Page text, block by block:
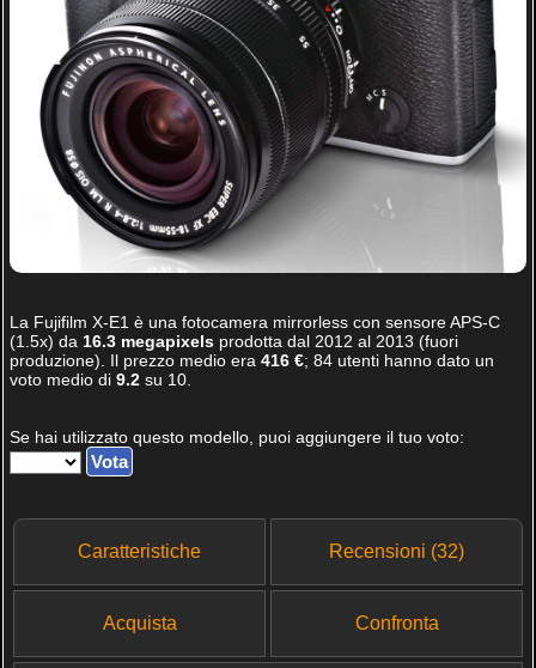
La Fujifilm X-E1 è una fotocamera mirrorless con sensore APS-C
(1.5x) da 16.3 megapixelsprodotta dal 2012 al 2013 (fuori
produzione). Il prezzo medio era 416 €; 84utenti hanno dato un
voto medio di 9.2su 10.
Se hai utilizzato questo modello, puoi aggiungere il tuo voto:
Caratteristiche Recensioni (32)
Acquista Confronta